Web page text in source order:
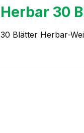
Herbar 30
30 Blätter Herbar-